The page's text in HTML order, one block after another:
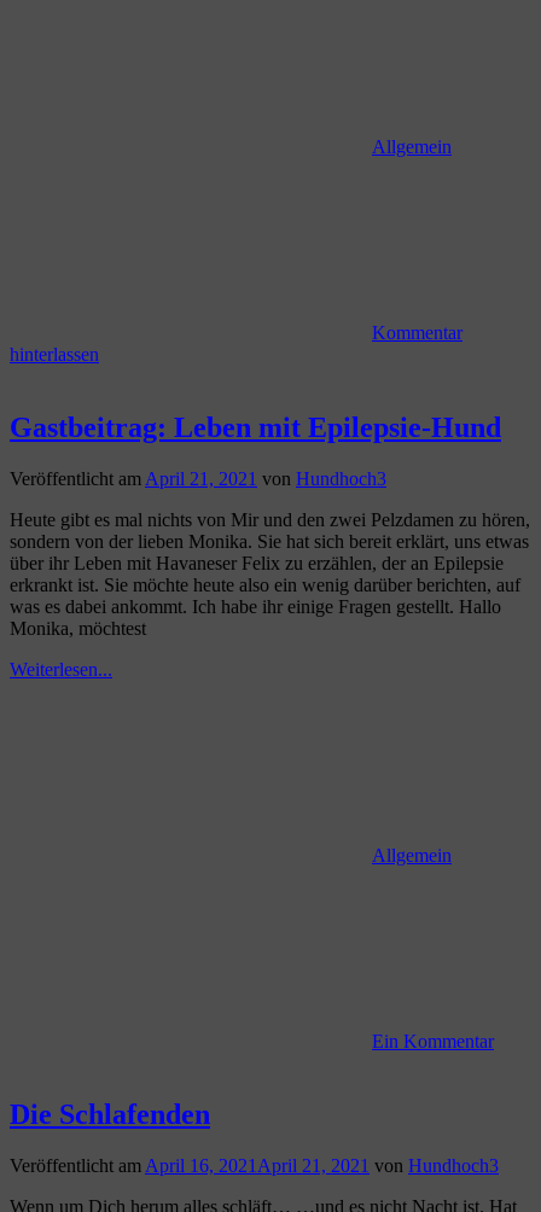
Allgemein
Kommentar
hinterlassen
Gastbeitrag: Leben mit Epilepsie-Hund
Veröffentlicht am April 21, 2021 von Hundhoch3
Heute gibt es mal nichts von Mir und den zwei Pelzdamen zu hören,
sondern von der lieben Monika. Sie hat sich bereit erklärt, uns etwas
über ihr Leben mit Havaneser Felix zu erzählen, der an Epilepsie
erkrankt ist. Sie möchte heute also ein wenig darüber berichten, auf
was es dabei ankommt. Ich habe ihr einige Fragen gestellt. Hallo
Monika, möchtest
Weiterlesen...
Allgemein
Ein Kommentar
Die Schlafenden
Veröffentlicht am April 16, 2021 April 21, 2021 von Hundhoch3
Wenn um Dich herum alles schläft… …und es nicht Nacht ist. Hat